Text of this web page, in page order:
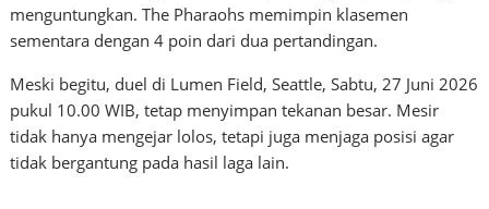
menguntungkan. The Pharaohs memimpin klasemen
sementara dengan 4 poin dari dua pertandingan.
Meski begitu, duel di Lumen Field, Seattle, Sabtu, 27 Juni 2026
pukul 10.00 WIB, tetap menyimpan tekanan besar. Mesir
tidak hanya mengejar lolos, tetapi juga menjaga posisi agar
tidak bergantung pada hasil laga lain.